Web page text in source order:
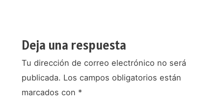
Deja una respuesta
Tu dirección de correo electrónico no será
publicada. Los campos obligatorios están
marcados con *